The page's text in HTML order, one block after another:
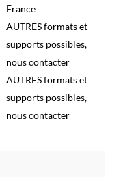
France
AUTRES formats et
supports possibles,
nous contacter
AUTRES formats et
supports possibles,
nous contacter